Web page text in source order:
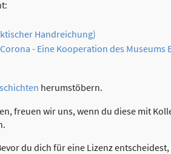
Handreichung)
- Eine Kooperation des Museums
herumstöbern.
freuen wir uns, wenn du diese mit
du dich für eine Lizenz